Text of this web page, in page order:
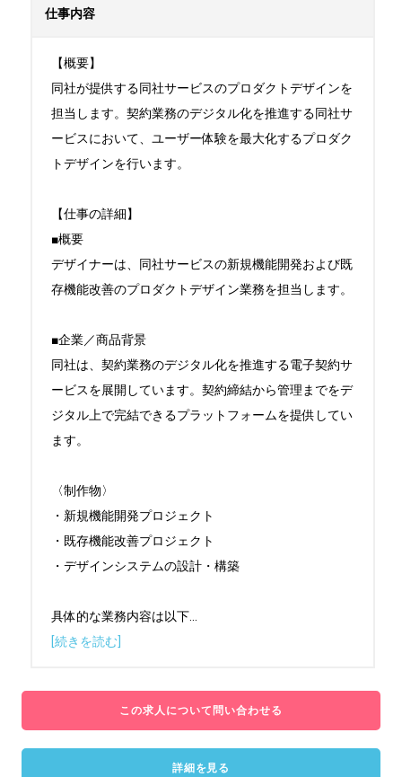
仕事内容
【概要】
同社が提供する同社サービスのプロダクトデザインを
担当します。契約業務のデジタル化を推進する同社サ
ービスにおいて、ユーザー体験を最大化するプロダク
トデザインを行います。
【仕事の詳細】
■概要
デザイナーは、同社サービスの新規機能開発および既
存機能改善のプロダクトデザイン業務を担当します。
■企業／商品背景
同社は、契約業務のデジタル化を推進する電子契約サ
ービスを展開しています。契約締結から管理までをデ
ジタル上で完結できるプラットフォームを提供してい
ます。
〈制作物〉
・新規機能開発プロジェクト
・既存機能改善プロジェクト
・デザインシステムの設計・構築
具体的な業務内容は以下
[続きを読む]
この求人について問い合わせる
詳細を見る